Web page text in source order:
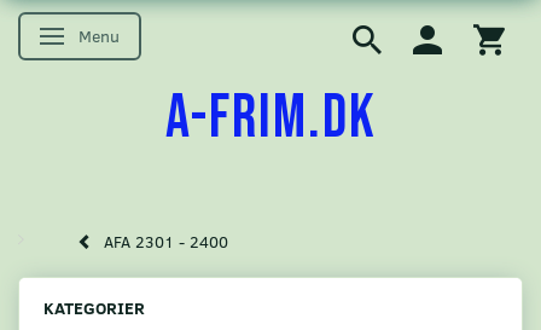
Skifte navigation
Menu
A-FRIM.DK
AFA 2301 - 2400
KATEGORIER